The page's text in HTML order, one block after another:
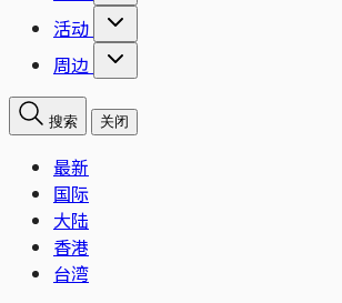
活动
周边
搜索 关闭
最新
国际
大陆
香港
台湾